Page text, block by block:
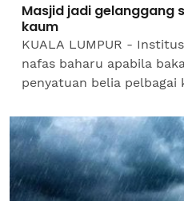
Masjid jadi gelanggang
kaum
KUALA LUMPUR -
nafas baharu apabila
penyatuan belia pelbagai
berlangsung di TNB...